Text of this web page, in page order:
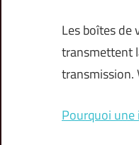
Les boîtes de
transmettent
transmission.
Pourquoi